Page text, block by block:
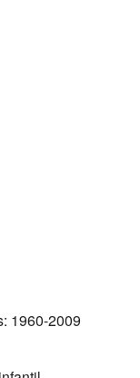
1960-2009